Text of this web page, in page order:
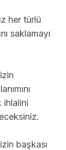
her türlü
saklamayı
ihlalini
başkası